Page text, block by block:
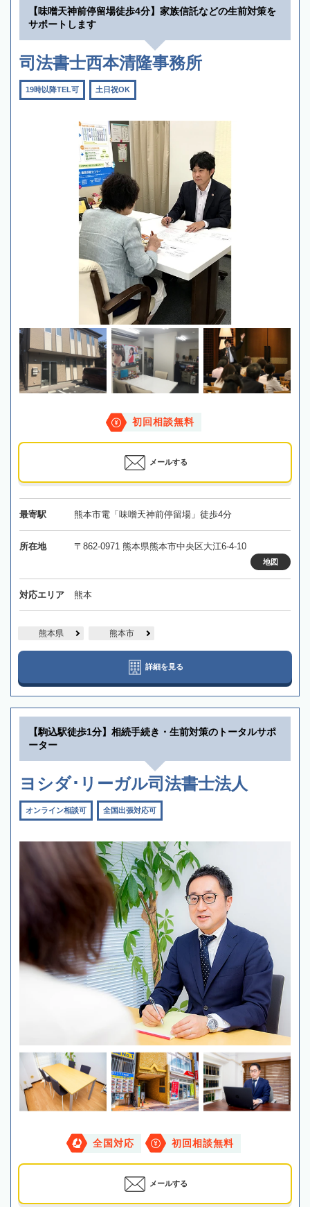
【味噌天神前停留場徒歩4分】家族信託などの生前対策を
サポートします
司法書士西本清隆事務所
19時以降TEL可 土日祝OK
初回相談無料
メールする
最寄駅 熊本市電「味噌天神前停留場」徒歩4分
所在地 〒862-0971 熊本県熊本市中央区大江6-4-10
地図
対応エリア 熊本
熊本県 熊本市
詳細を見る
【駒込駅徒歩1分】相続手続き・生前対策のトータルサポ
ーター
ヨシダ･リーガル司法書士法人
オンライン相談可 全国出張対応可
全国対応 初回相談無料
メールする